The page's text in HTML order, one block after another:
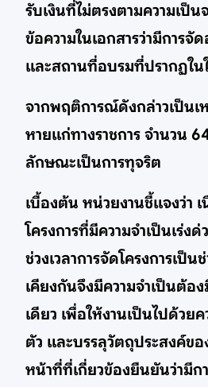
รับเงินที่ไม่ตรงตามความเป็น
ข้อความในเอกสารว่ามีการจั
และสถานที่อบรมที่ปรากฏใน
จากพฤติการณ์ดังกล่าวเป็นเ
หายแก่ทางราชการ จำนวน
ลักษณะเป็นการทุจริต
เบื้องต้น หน่วยงานชี้แจงว่า เ
โครงการที่มีความจำเป็นเร่ง
ช่วงเวลาการจัดโครงการเป็น
เคียงกันจึงมีความจำเป็นต้อง
เดียว เพื่อให้งานเป็นไปด้วย
ตัว และบรรลุวัตถุประสงค์ขอ
หน้าที่ที่เกี่ยวข้องยืนยันว่ามีก